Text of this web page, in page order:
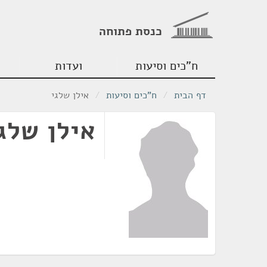
כנסת פתוחה
ח"כים וסיעות ועדות
דף הבית / ח"כים וסיעות / אילן שלגי
אילן